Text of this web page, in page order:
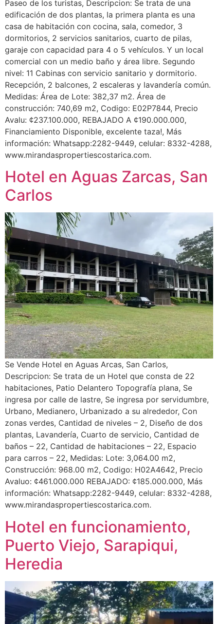
Paseo de los turistas, Descripcion: Se trata de una
edificación de dos plantas, la primera planta es una
casa de habitación con cocina, sala, comedor, 3
dormitorios, 2 servicios sanitarios, cuarto de pilas,
garaje con capacidad para 4 o 5 vehículos. Y un local
comercial con un medio baño y área libre. Segundo
nivel: 11 Cabinas con servicio sanitario y dormitorio.
Recepción, 2 balcones, 2 escaleras y lavandería común.
Medidas: Área de Lote: 382,37 m2. Área de
construcción: 740,69 m2, Codigo: E02P7844, Precio
Avalu: ¢237.100.000, REBAJADO A ¢190.000.000,
Financiamiento Disponible, excelente taza!, Más
información: Whatsapp:2282-9449, celular: 8332-4288,
www.mirandaspropertiescostarica.com.
Hotel en Aguas Zarcas, San
Carlos
Se Vende Hotel en Aguas Arcas, San Carlos,
Descripcion: Se trata de un Hotel que consta de 22
habitaciones, Patio Delantero Topografía plana, Se
ingresa por calle de lastre, Se ingresa por servidumbre,
Urbano, Medianero, Urbanizado a su alrededor, Con
zonas verdes, Cantidad de niveles – 2, Diseño de dos
plantas, Lavandería, Cuarto de servicio, Cantidad de
baños – 22, Cantidad de habitaciones – 22, Espacio
para carros – 22, Medidas: Lote: 3,064.00 m2,
Construcción: 968.00 m2, Codigo: H02A4642, Precio
Avaluo: ¢461.000.000 REBAJADO: ¢185.000.000, Más
información: Whatsapp:2282-9449, celular: 8332-4288,
www.mirandaspropertiescostarica.com.
Hotel en funcionamiento,
Puerto Viejo, Sarapiqui,
Heredia